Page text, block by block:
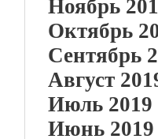
Ноябрь
Октябрь
Сентябрь
Август
Июль 2019
Июнь 2019